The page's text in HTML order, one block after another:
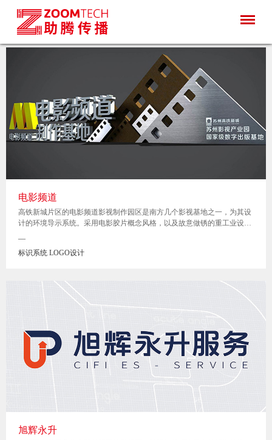
电影频道
高铁新城片区的电影频道影视制作园区是南方几个影视基地之一，为其设
计的环境导示系统。采用电影胶片概念风格，以及故意做锈的重工业设计
—
标识系统 LOGO设计
旭辉永升